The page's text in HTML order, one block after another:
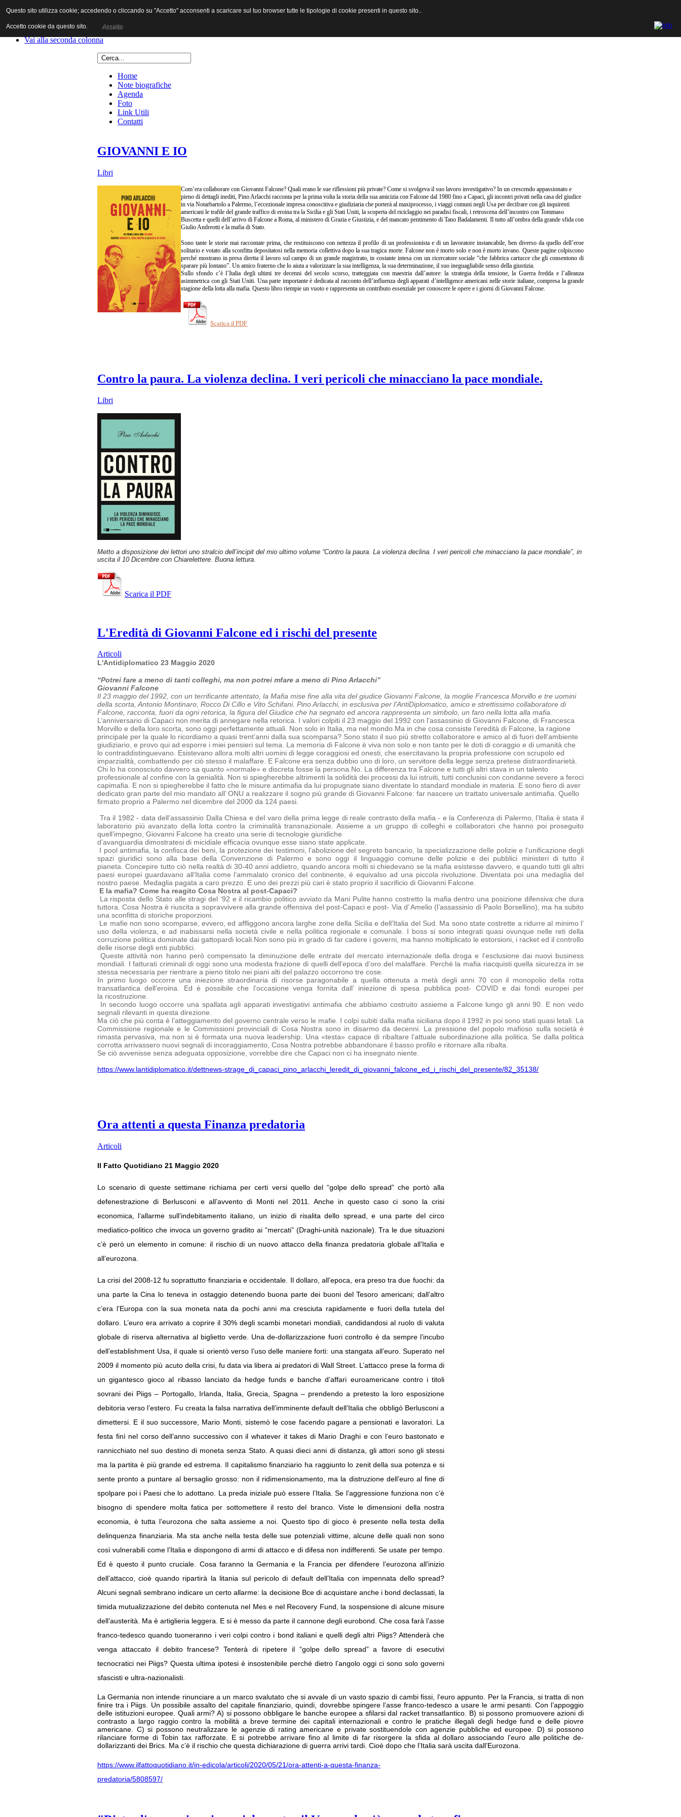
Vai al contenuto
Vai alla prima colonna
Vai alla seconda colonna
Home
Note biografiche
Agenda
Foto
Link Utili
Contatti
GIOVANNI E IO
Libri
Com’era collaborare con Giovanni Falcone? Quali erano le sue riflessioni più private? Come si svolgeva il suo lavoro investigativo? In un crescendo appassionato e
pieno di dettagli inediti, Pino Arlacchi racconta per la prima volta la storia della sua amicizia con Falcone dal 1980 fino a Capaci, gli incontri privati nella casa del giudice
in via Notarbartolo a Palermo, l’eccezionale impresa conoscitiva e giudiziaria che porterà al maxiprocesso, i viaggi comuni negli Usa per decifrare con gli inquirenti
americani le trafile del grande traffico di eroina tra la Sicilia e gli Stati Uniti, la scoperta del riciclaggio nei paradisi fiscali, i retroscena dell’incontro con Tommaso
Buscetta e quelli dell’arrivo di Falcone a Roma, al ministero di Grazia e Giustizia, e del mancato pentimento di Tano Badalamenti. Il tutto all’ombra della grande sfida con
Giulio Andreotti e la mafia di Stato.
Sono tante le storie mai raccontate prima, che restituiscono con nettezza il profilo di un professionista e di un lavoratore instancabile, ben diverso da quello dell’eroe
solitario e votato alla sconfitta depositatosi nella memoria collettiva dopo la sua tragica morte. Falcone non è morto solo e non è morto invano. Queste pagine colpiscono
perché mostrano in presa diretta il lavoro sul campo di un grande magistrato, in costante intesa con un ricercatore sociale “che fabbrica cartucce che gli consentono di
sparare più lontano”. Un amico fraterno che lo aiuta a valorizzare la sua intelligenza, la sua determinazione, il suo ineguagliabile senso della giustizia.
Sullo sfondo c’è l’Italia degli ultimi tre decenni del secolo scorso, tratteggiata con maestria dall’autore: la strategia della tensione, la Guerra fredda e l’alleanza
asimmetrica con gli Stati Uniti. Una parte importante è dedicata al racconto dell’influenza degli apparati d’intelligence americani nelle storie italiane, compresa la grande
stagione della lotta alla mafia. Questo libro riempie un vuoto e rappresenta un contributo essenziale per conoscere le opere e i giorni di Giovanni Falcone.
Scarica il PDF
Contro la paura. La violenza declina. I veri pericoli che minacciano la pace mondiale.
Libri
Metto a disposizione dei lettori uno stralcio dell’incipit del mio ultimo volume “Contro la paura. La violenza declina. I veri pericoli che minacciano la pace mondiale”, in
uscita il 10 Dicembre con Chiarelettere. Buona lettura.
Scarica il PDF
L'Eredità di Giovanni Falcone ed i rischi del presente
Articoli
L'Antidiplomatico 23 Maggio 2020
“Potrei fare a meno di tanti colleghi, ma non potrei mfare a meno di Pino Arlacchi”
Giovanni Falcone
Il 23 maggio del 1992, con un terrificante attentato, la Mafia mise fine alla vita del giudice Giovanni Falcone, la moglie Francesca Morvillo e tre uomini
della scorta, Antonio Montinaro, Rocco Di Cillo e Vito Schifani. Pino Arlacchi, in esclusiva per l'AntiDiplomatico, amico e strettissimo collaboratore di
Falcone, racconta, fuori da ogni retorica, la figura del Giudice che ha segnato ed ancora rappresenta un simbolo, un faro nella lotta alla mafia.
L’anniversario di Capaci non merita di annegare nella retorica. I valori colpiti il 23 maggio del 1992 con l’assassinio di Giovanni Falcone, di Francesca
Morvillo e della loro scorta, sono oggi perfettamente attuali. Non solo in Italia, ma nel mondo.Ma in che cosa consiste l’eredità di Falcone, la ragione
principale per la quale lo ricordiamo a quasi trent’anni dalla sua scomparsa? Sono stato il suo più stretto collaboratore e amico al di fuori dell’ambiente
giudiziario, e provo qui ad esporre i miei pensieri sul tema. La memoria di Falcone è viva non solo e non tanto per le doti di coraggio e di umanità che
lo contraddistinguevano. Esistevano allora molti altri uomini di legge coraggiosi ed onesti, che esercitavano la propria professione con scrupolo ed
imparzialità, combattendo per ciò stesso il malaffare. E Falcone era senza dubbio uno di loro, un servitore della legge senza pretese distraordinarietà.
Chi lo ha conosciuto davvero sa quanto «normale» e discreta fosse la persona.No. La differenza tra Falcone e tutti gli altri stava in un talento
professionale al confine con la genialità. Non si spiegherebbe altrimenti la solidità dei processi da lui istruiti, tutti conclusisi con condanne severe a feroci
capimafia. E non si spiegherebbe il fatto che le misure antimafia da lui propugnate siano diventate lo standard mondiale in materia. E sono fiero di aver
dedicato gran parte del mio mandato all’ ONU a realizzare il sogno più grande di Giovanni Falcone: far nascere un trattato universale antimafia. Quello
firmato proprio a Palermo nel dicembre del 2000 da 124 paesi.
Tra il 1982 - data dell’assassinio Dalla Chiesa e del varo della prima legge di reale contrasto della mafia - e la Conferenza di Palermo, l’Italia è stata il
laboratorio più avanzato della lotta contro la criminalità transnazionale. Assieme a un gruppo di colleghi e collaboratori che hanno poi proseguito
quell’impegno, Giovanni Falcone ha creato una serie di tecnologie giuridiche
d’avanguardia dimostratesi di micidiale efficacia ovunque esse siano state applicate.
I pool antimafia, la confisca dei beni, la protezione dei testimoni, l’abolizione del segreto bancario, la specializzazione delle polizie e l’unificazione degli
spazi giuridici sono alla base della Convenzione di Palermo e sono oggi il linguaggio comune delle polizie e dei pubblici ministeri di tutto il
pianeta.Concepire tutto ciò nella realtà di 30-40 anni addietro, quando ancora molti si chiedevano se la mafia esistesse davvero, e quando tutti gli altri
paesi europei guardavano all’Italia come l’ammalato cronico del continente, è equivalso ad una piccola rivoluzione. Diventata poi una medaglia del
nostro paese. Medaglia pagata a caro prezzo. E uno dei prezzi più cari è stato proprio il sacrificio di Giovanni Falcone.
E la mafia? Come ha reagito Cosa Nostra al post-Capaci?
La risposta dello Stato alle stragi del ‘92 e il ricambio politico avviato da Mani Pulite hanno costretto la mafia dentro una posizione difensiva che dura
tuttora. Cosa Nostra è riuscita a sopravvivere alla grande offensiva del post-Capaci e post- Via d’ Amelio (l’assassinio di Paolo Borsellino), ma ha subito
una sconfitta di storiche proporzioni.
Le mafie non sono scomparse, evvero, ed affliggono ancora larghe zone della Sicilia e dell’Italia del Sud. Ma sono state costrette a ridurre al minimo l’
uso della violenza, e ad inabissarsi nella società civile e nella politica regionale e comunale. I boss si sono integrati quasi ovunque nelle reti della
corruzione politica dominate dai gattopardi locali.Non sono più in grado di far cadere i governi, ma hanno moltiplicato le estorsioni, i racket ed il controllo
delle risorse degli enti pubblici.
Queste attività non hanno però compensato la diminuzione delle entrate del mercato internazionale della droga e l’esclusione dai nuovi business
mondiali. I fatturati criminali di oggi sono una modesta frazione di quelli dell’epoca d’oro del malaffare. Perché la mafia riacquisti quella sicurezza in se
stessa necessaria per rientrare a pieno titolo nei piani alti del palazzo occorrono tre cose.
In primo luogo occorre una iniezione straordinaria di risorse paragonabile a quella ottenuta a metà degli anni 70 con il monopolio della rotta
transatlantica dell’eroina. Ed è possibile che l’occasione venga fornita dall’ iniezione di spesa pubblica post- COVID e dai fondi europei per
la ricostruzione.
In secondo luogo occorre una spallata agli apparati investigativi antimafia che abbiamo costruito assieme a Falcone lungo gli anni 90. E non vedo
segnali rilevanti in questa direzione.
Ma ciò che più conta è l’atteggiamento del governo centrale verso le mafie. I colpi subiti dalla mafia siciliana dopo il 1992 in poi sono stati quasi letali. La
Commissione regionale e le Commissioni provinciali di Cosa Nostra sono in disarmo da decenni. La pressione del popolo mafioso sulla società è
rimasta pervasiva, ma non si è formata una nuova leadership. Una «testa» capace di ribaltare l’attuale subordinazione alla politica. Se dalla politica
corrotta arrivassero nuovi segnali di incoraggiamento, Cosa Nostra potrebbe abbandonare il basso profilo e ritornare alla ribalta.
Se ciò avvenisse senza adeguata opposizione, vorrebbe dire che Capaci non ci ha insegnato niente.
https://www.lantidiplomatico.it/dettnews-strage_di_capaci_pino_arlacchi_leredit_di_giovanni_falcone_ed_i_rischi_del_presente/82_35138/
Ora attenti a questa Finanza predatoria
Articoli
Il Fatto Quotidiano 21 Maggio 2020
Lo scenario di queste settimane richiama per certi versi quello del “golpe dello spread” che portò alla
defenestrazione di Berlusconi e all’avvento di Monti nel 2011. Anche in questo caso ci sono la crisi
economica, l’allarme sull’indebitamento italiano, un inizio di risalita dello spread, e una parte del circo
mediatico-politico che invoca un governo gradito ai “mercati” (Draghi-unità nazionale). Tra le due situazioni
c’è però un elemento in comune: il rischio di un nuovo attacco della finanza predatoria globale all’Italia e
all’eurozona.
La crisi del 2008-12 fu soprattutto finanziaria e occidentale. Il dollaro, all’epoca, era preso tra due fuochi: da
una parte la Cina lo teneva in ostaggio detenendo buona parte dei buoni del Tesoro americani; dall’altro
c’era l’Europa con la sua moneta nata da pochi anni ma cresciuta rapidamente e fuori della tutela del
dollaro. L’euro era arrivato a coprire il 30% degli scambi monetari mondiali, candidandosi al ruolo di valuta
globale di riserva alternativa al biglietto verde. Una de-dollarizzazione fuori controllo è da sempre l’incubo
dell’establishment Usa, il quale si orientò verso l’uso delle maniere forti: una stangata all’euro. Superato nel
2009 il momento più acuto della crisi, fu data via libera ai predatori di Wall Street. L’attacco prese la forma di
un gigantesco gioco al ribasso lanciato da hedge funds e banche d’affari euroamericane contro i titoli
sovrani dei Piigs – Portogallo, Irlanda, Italia, Grecia, Spagna – prendendo a pretesto la loro esposizione
debitoria verso l’estero. Fu creata la falsa narrativa dell’imminente default dell’Italia che obbligò Berlusconi a
dimettersi. E il suo successore, Mario Monti, sistemò le cose facendo pagare a pensionati e lavoratori. La
festa finì nel corso dell’anno successivo con il whatever it takes di Mario Draghi e con l’euro bastonato e
rannicchiato nel suo destino di moneta senza Stato. A quasi dieci anni di distanza, gli attori sono gli stessi
ma la partita è più grande ed estrema. Il capitalismo finanziario ha raggiunto lo zenit della sua potenza e si
sente pronto a puntare al bersaglio grosso: non il ridimensionamento, ma la distruzione dell’euro al fine di
spolpare poi i Paesi che lo adottano. La preda iniziale può essere l’Italia. Se l’aggressione funziona non c’è
bisogno di spendere molta fatica per sottomettere il resto del branco. Viste le dimensioni della nostra
economia, è tutta l’eurozona che salta assieme a noi. Questo tipo di gioco è presente nella testa della
delinquenza finanziaria. Ma sta anche nella testa delle sue potenziali vittime, alcune delle quali non sono
così vulnerabili come l’Italia e dispongono di armi di attacco e di difesa non indifferenti. Se usate per tempo.
Ed è questo il punto cruciale. Cosa faranno la Germania e la Francia per difendere l’eurozona all’inizio
dell’attacco, cioè quando ripartirà la litania sul pericolo di default dell’Italia con impennata dello spread?
Alcuni segnali sembrano indicare un certo allarme: la decisione Bce di acquistare anche i bond declassati, la
timida mutualizzazione del debito contenuta nel Mes e nel Recovery Fund, la sospensione di alcune misure
dell’austerità. Ma è artiglieria leggera. E si è messo da parte il cannone degli eurobond. Che cosa farà l’asse
franco-tedesco quando tuoneranno i veri colpi contro i bond italiani e quelli degli altri Piigs? Attenderà che
venga attaccato il debito francese? Tenterà di ripetere il “golpe dello spread” a favore di esecutivi
tecnocratici nei Piigs? Questa ultima ipotesi è insostenibile perché dietro l’angolo oggi ci sono solo governi
sfascisti e ultra-nazionalisti.
La Germania non intende rinunciare a un marco svalutato che si avvale di un vasto spazio di cambi fissi, l’euro appunto. Per la Francia, si tratta di non
finire tra i Piigs. Un possibile assalto del capitale finanziario, quindi, dovrebbe spingere l’asse franco-tedesco a usare le armi pesanti. Con l’appoggio
delle istituzioni europee. Quali armi? A) si possono obbligare le banche europee a sfilarsi dal racket transatlantico. B) si possono promuovere azioni di
contrasto a largo raggio contro la mobilità a breve termine dei capitali internazionali e contro le pratiche illegali degli hedge fund e delle piovre
americane. C) si possono neutralizzare le agenzie di rating americane e private sostituendole con agenzie pubbliche ed europee. D) si possono
rilanciare forme di Tobin tax rafforzate. E si potrebbe arrivare fino al limite di far risorgere la sfida al dollaro associando l’euro alle politiche de-
dollarizzanti dei Brics. Ma c’è il rischio che questa dichiarazione di guerra arrivi tardi. Cioè dopo che l’Italia sarà uscita dall’Eurozona.
https://www.ilfattoquotidiano.it/in-edicola/articoli/2020/05/21/ora-attenti-a-questa-finanza-
predatoria/5808597/
Questo sito utilizza cookie; accedendo o cliccando su "Accetto" acconsenti a scaricare sul tuo browser tutte le tipologie di cookie presenti in questo sito..
Accetto cookie da questo sito. Accetto